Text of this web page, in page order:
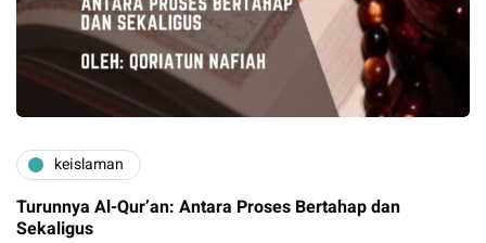
keislaman
Turunnya Al-Qur’an: Antara Proses Bertahap dan
Sekaligus